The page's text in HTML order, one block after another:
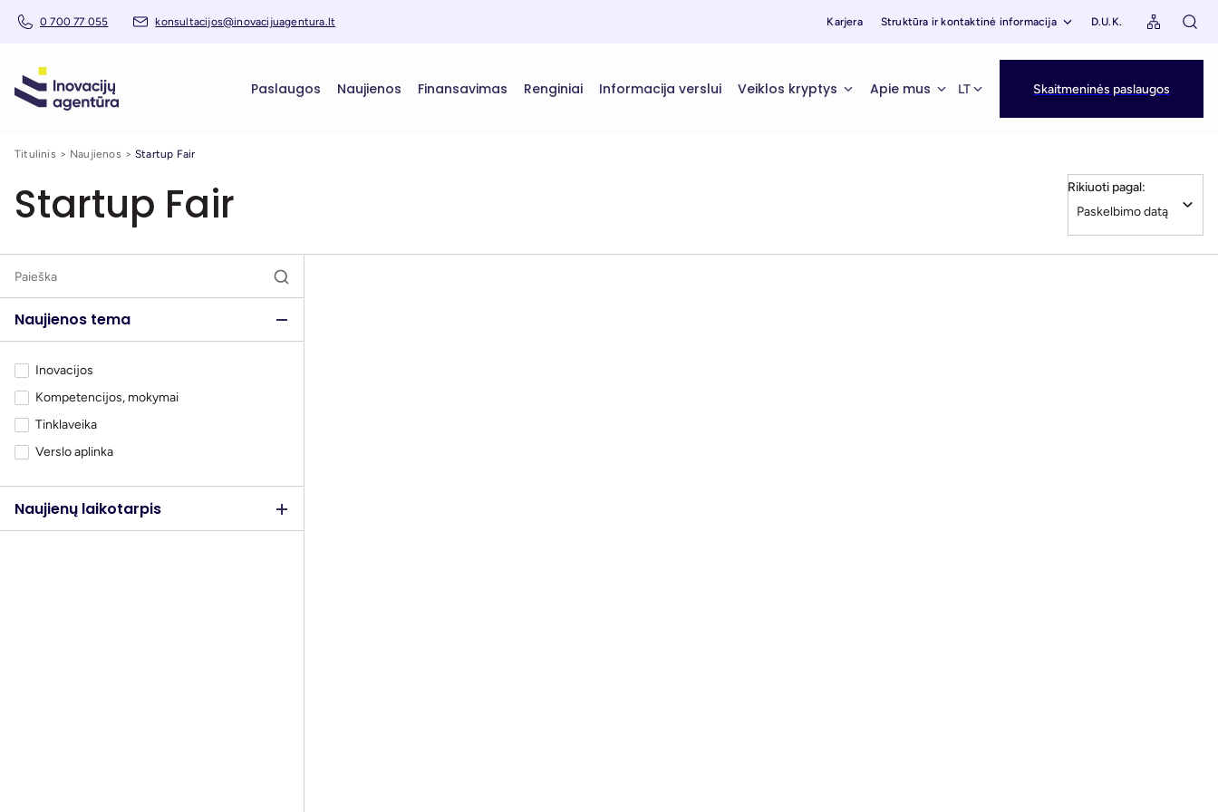
0 700 77 055 konsultacijos@inovacijuagentura.lt Karjera Struktūra ir kontaktinė informacija D.U.K.
Paslaugos Naujienos Finansavimas Renginiai Informacija verslui Veiklos kryptys Apie mus LT Skaitmeninės paslaugos
Titulinis Naujienos Startup Fair
Startup Fair Rikiuoti pagal:
Naujienos tema
Inovacijos
Kompetencijos, mokymai
Tinklaveika
Verslo aplinka
Naujienų laikotarpis